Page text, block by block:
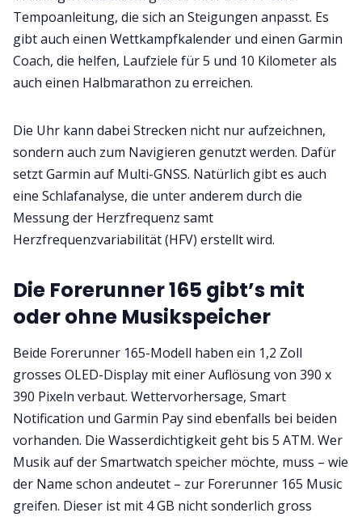
Tempoanleitung, die sich an Steigungen anpasst. Es
gibt auch einen Wettkampfkalender und einen Garmin
Coach, die helfen, Laufziele für 5 und 10 Kilometer als
auch einen Halbmarathon zu erreichen.
Die Uhr kann dabei Strecken nicht nur aufzeichnen,
sondern auch zum Navigieren genutzt werden. Dafür
setzt Garmin auf Multi-GNSS. Natürlich gibt es auch
eine Schlafanalyse, die unter anderem durch die
Messung der Herzfrequenz samt
Herzfrequenzvariabilität (HFV) erstellt wird.
Die Forerunner 165 gibt’s mit
oder ohne Musikspeicher
Beide Forerunner 165-Modell haben ein 1,2 Zoll
grosses OLED-Display mit einer Auflösung von 390 x
390 Pixeln verbaut. Wettervorhersage, Smart
Notification und Garmin Pay sind ebenfalls bei beiden
vorhanden. Die Wasserdichtigkeit geht bis 5 ATM. Wer
Musik auf der Smartwatch speicher möchte, muss – wie
der Name schon andeutet – zur Forerunner 165 Music
greifen. Dieser ist mit 4 GB nicht sonderlich gross